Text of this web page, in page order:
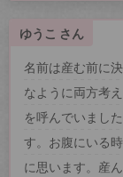
ゆうこ さん
名前は産む前に
なように両方考
を呼んでいまし
す。お腹にいる
に思います。産